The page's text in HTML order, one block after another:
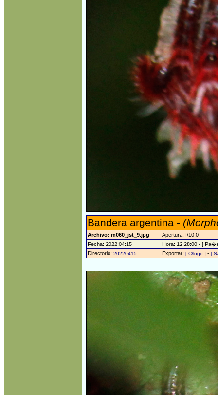
Bandera argentina -
Archivo: m060_jst_9.jpg
Apertura: f/10.0
Fecha: 2022:04:15
Hora: 12:28:00 - [
Directorio: 20220415 Exportar: [ C/logo ] - [